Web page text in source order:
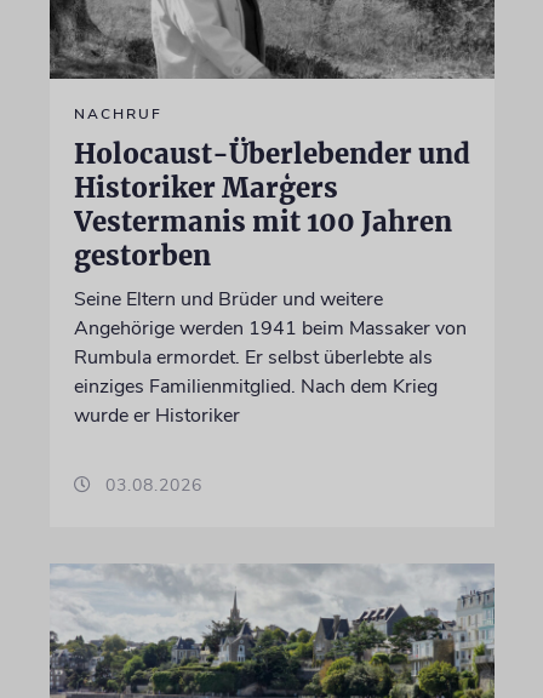
NACHRUF
Holocaust-Überlebender und
Historiker Marģers
Vestermanis mit 100 Jahren
gestorben
Seine Eltern und Brüder und weitere
Angehörige werden 1941 beim Massaker von
Rumbula ermordet. Er selbst überlebte als
einziges Familienmitglied. Nach dem Krieg
wurde er Historiker
03.08.2026